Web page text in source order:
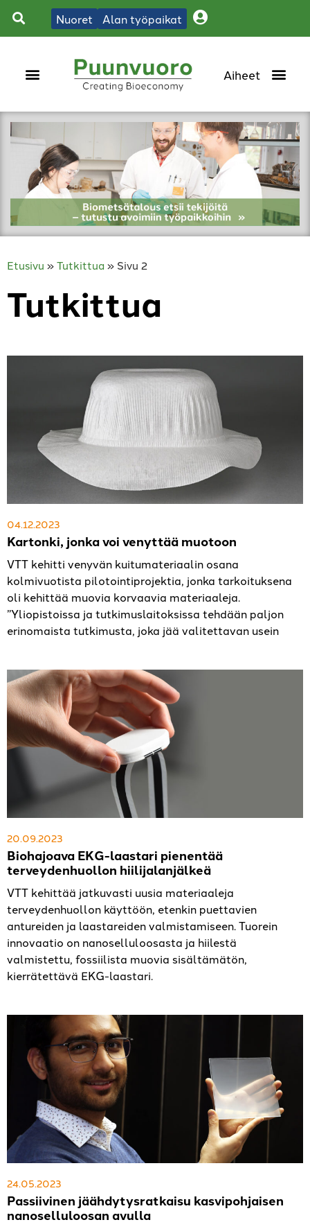
Nuoret Alan työpaikat
Etusivu »Tutkittua » Sivu 2
Tutkittua
Kartonki, jonka voi venyttää muotoon
04.12.2023
VTT kehitti venyvän kuitumateriaalin osana
kolmivuotista pilotointiprojektia, jonka tarkoituksena
oli kehittää muovia korvaavia materiaaleja.
”Yliopistoissa ja tutkimuslaitoksissa tehdään paljon
erinomaista tutkimusta, joka jää valitettavan usein
Biohajoava EKG-laastari pienentää
terveydenhuollon hiilijalanjälkeä
20.09.2023
VTT kehittää jatkuvasti uusia materiaaleja
terveydenhuollon käyttöön, etenkin puettavien
antureiden ja laastareiden valmistamiseen. Tuorein
innovaatio on nanoselluloosasta ja hiilestä
valmistettu, fossiilista muovia sisältämätön,
kierrätettävä EKG-laastari.
Passiivinen jäähdytysratkaisu kasvipohjaisen
nanoselluloosan avulla
24.05.2023